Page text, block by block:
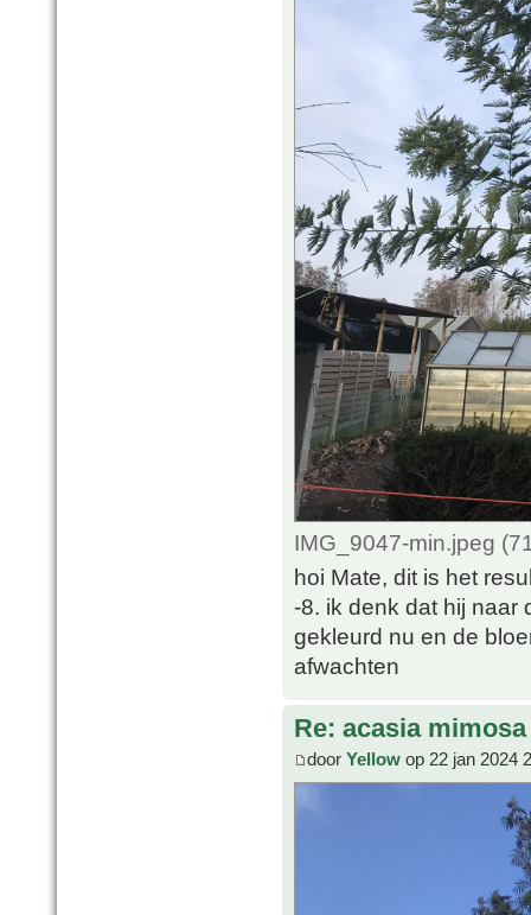
IMG_9047-min.jpeg
hoi Mate, dit is het
-8. ik denk dat hij naar
gekleurd nu en de
afwachten
Re: acasia mimosa
door Yellow op 22 jan 2024